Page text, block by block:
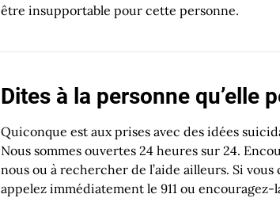
être insupportable pour cette personne.
Dites à la personne qu’elle
Quiconque est aux prises avec des idées
Nous sommes ouvertes 24 heures sur 24.
nous ou à rechercher de l’aide ailleurs. Si
appelez immédiatement le 911 ou